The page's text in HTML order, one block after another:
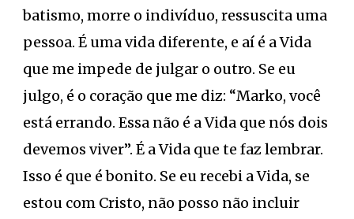
batismo, morre o indivíduo, ressuscita uma
pessoa. É uma vida diferente, e aí é a Vida
que me impede de julgar o outro. Se eu
julgo, é o coração que me diz: “Marko, você
está errando. Essa não é a Vida que nós dois
devemos viver”. É a Vida que te faz lembrar.
Isso é que é bonito. Se eu recebi a Vida, se
estou com Cristo, não posso não incluir